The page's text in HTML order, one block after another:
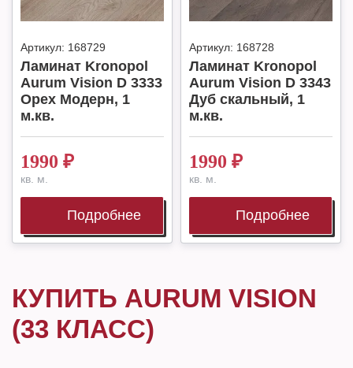
Артикул: 168729
Ламинат Kronopol
Aurum Vision D 3333
Орех Модерн, 1
м.кв.
1990 ₽
кв. м.
Подробнее
Артикул: 168728
Ламинат Kronopol
Aurum Vision D 3343
Дуб скальный, 1
м.кв.
1990 ₽
кв. м.
Подробнее
КУПИТЬ AURUM VISION
(33 КЛАСС)